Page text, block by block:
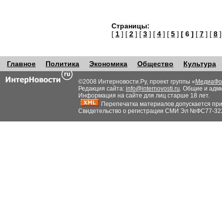
Страницы:
[ 1 ] [ 2 ] [ 3 ] [ 4 ] [ 5 ] [ 6 ] [ 7 ] [ 8
Главное Политика Экономика Общество Культура
©2008 Интерновости.Ру, проект группы «
Редакция сайта: info@internovosti.ru. Общие и
Информация на сайте для лиц старше 18 лет.
Перепечатка материалов допускается
Свидетельство о регистрации СМИ Эл №ФС77-